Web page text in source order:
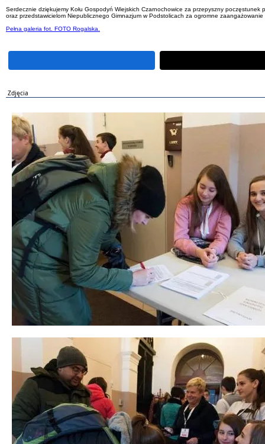
Serdecznie dziękujemy Kołu Gospodyń Wiejskich Czarnochowice za przepyszny
oraz przedstawicielom Niepublicznego Gimnazjum w Podstolicach za ogromne
Pełna galeria fot. FOTO Rogalska.
Zdjęcia